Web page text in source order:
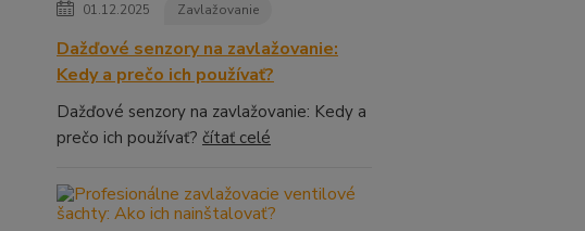
01.12.2025 Zavlažovanie
Dažďové senzory na zavlažovanie:
Kedy a prečo ich používať?
Dažďové senzory na zavlažovanie: Kedy a
prečo ich používať? čítať celé